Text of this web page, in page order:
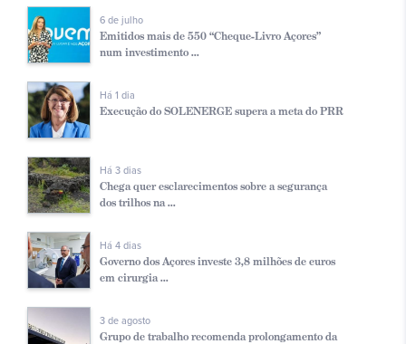
6 de julho
Emitidos mais de 550 “Cheque-Livro Açores”
num investimento ...
Há 1 dia
Execução do SOLENERGE supera a meta do PRR
Há 3 dias
Chega quer esclarecimentos sobre a segurança
dos trilhos na ...
Há 4 dias
Governo dos Açores investe 3,8 milhões de euros
em cirurgia ...
3 de agosto
Grupo de trabalho recomenda prolongamento da